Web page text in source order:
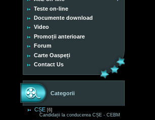
Teste on-line
Documente download
Video
Promoții anterioare
Forum
Carte Oaspeți
Contact Us
Categorii
CȘE [6]
Candidații la conducerea CȘE - CEBM